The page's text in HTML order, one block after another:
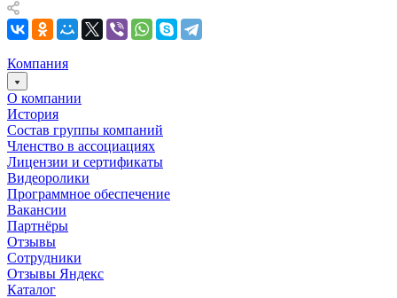
Компания
О компании
История
Состав группы компаний
Членство в ассоциациях
Лицензии и сертификаты
Видеоролики
Программное обеспечение
Вакансии
Партнёры
Отзывы
Сотрудники
Отзывы Яндекс
Каталог